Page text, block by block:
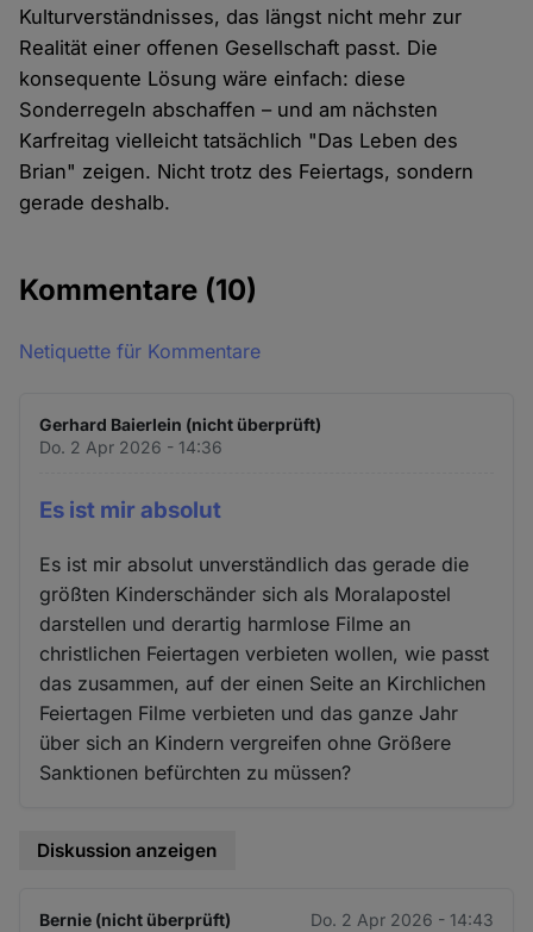
Kulturverständnisses, das längst nicht mehr zur
Realität einer offenen Gesellschaft passt. Die
konsequente Lösung wäre einfach: diese
Sonderregeln abschaffen – und am nächsten
Karfreitag vielleicht tatsächlich "Das Leben des
Brian" zeigen. Nicht trotz des Feiertags, sondern
gerade deshalb.
Kommentare (10)
Netiquette für Kommentare
Gerhard Baierlein (nicht überprüft)
Do. 2 Apr 2026 - 14:36
Es ist mir absolut
Es ist mir absolut unverständlich das gerade die
größten Kinderschänder sich als Moralapostel
darstellen und derartig harmlose Filme an
christlichen Feiertagen verbieten wollen, wie passt
das zusammen, auf der einen Seite an Kirchlichen
Feiertagen Filme verbieten und das ganze Jahr
über sich an Kindern vergreifen ohne Größere
Sanktionen befürchten zu müssen?
Diskussion anzeigen
Bernie (nicht überprüft) Do. 2 Apr 2026 - 14:43